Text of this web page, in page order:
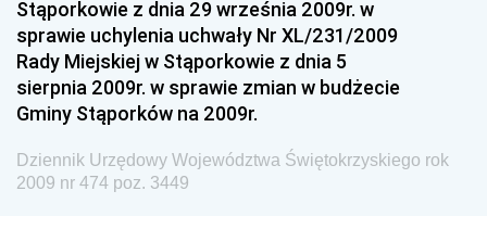
Dziennik Urzędowy Ministra Aktywów Państwowych
Dziennik Urzędowy Ministra Zdrowia
Dziennik Urzędowy Ministra Środowiska i Głównego
Dziennik Urzędowy Ministra Klimatu i Środowiska
Stąporkowie z dnia 29 września 2009r. w
sprawie uchylenia uchwały Nr XL/231/2009
Rady Miejskiej w Stąporkowie z dnia 5
sierpnia 2009r. w sprawie zmian w budżecie
Gminy Stąporków na 2009r.
Dziennik Urzędowy Województwa Świętokrzyskiego rok
2009 nr 474 poz. 3449